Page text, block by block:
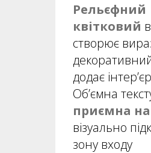
Рельєфний
квітковий
створює
додає
Об’ємна
приємна
візуально
зону входу